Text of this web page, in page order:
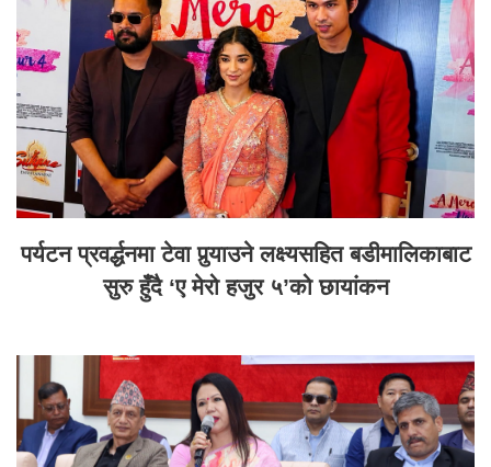
पर्यटन प्रवर्द्धनमा टेवा पुर्‍याउने लक्ष्यसहित बडीमालिकाबाट
सुरु हुँदै ‘ए मेरो हजुर ५’को छायांकन